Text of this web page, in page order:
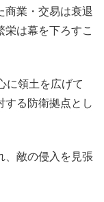
商業・交易は衰退
栄は幕を下ろすこ
に領土を広げて
する防衛拠点とし
、敵の侵入を見張